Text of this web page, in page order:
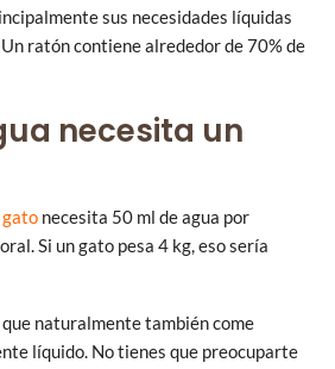
sus necesidades líquidas
ratón contiene alrededor de 70% de
necesita un
gato necesita 50 ml de agua por
Si un gato pesa 4 kg, eso sería
naturalmente también come
líquido. No tienes que preocuparte